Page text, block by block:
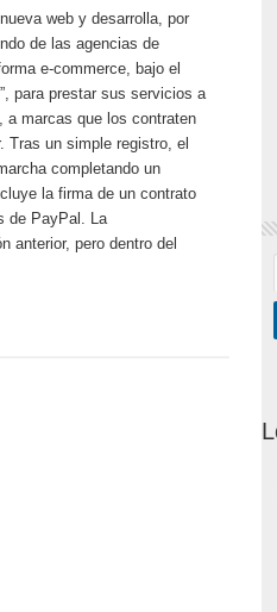
web y desarrolla, por
de las agencias de
e-commerce, bajo el
para prestar sus servicios a
a marcas que los contraten
Tras un simple registro, el
completando un
la firma de un contrato
de PayPal. La
anterior, pero dentro del